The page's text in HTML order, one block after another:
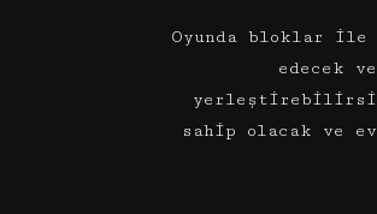
Oyunda bloklar
edecek
sahip olacak ve